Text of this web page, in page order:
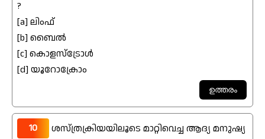
?
[a] ലിംഫ്
[b] ബൈൽ
[c] കൊളസ്ട്രോൾ
[d] യൂറോക്രോം
10
ശസ്ത്രക്രിയയിലൂടെ മാറ്റിവെച്ച ആദ്യ മനുഷ്യ